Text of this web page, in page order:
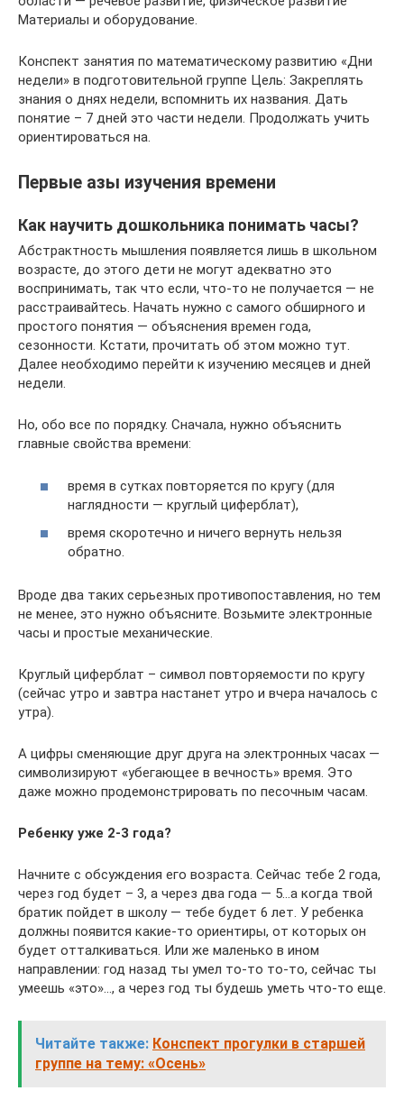
Материалы и оборудование.
Конспект занятия по математическому развитию «Дни
недели» в подготовительной группе Цель: Закреплять
знания о днях недели, вспомнить их названия. Дать
понятие – 7 дней это части недели. Продолжать учить
ориентироваться на.
Первые азы изучения времени
Как научить дошкольника понимать часы?
Абстрактность мышления появляется лишь в школьном
возрасте, до этого дети не могут адекватно это
воспринимать, так что если, что-то не получается — не
расстраивайтесь. Начать нужно с самого обширного и
простого понятия — объяснения времен года,
сезонности. Кстати, прочитать об этом можно тут.
Далее необходимо перейти к изучению месяцев и дней
недели.
Но, обо все по порядку. Сначала, нужно объяснить
главные свойства времени:
время в сутках повторяется по кругу (для
наглядности — круглый циферблат),
время скоротечно и ничего вернуть нельзя
обратно.
Вроде два таких серьезных противопоставления, но тем
не менее, это нужно объясните. Возьмите электронные
часы и простые механические.
Круглый циферблат – символ повторяемости по кругу
(сейчас утро и завтра настанет утро и вчера началось с
утра).
А цифры сменяющие друг друга на электронных часах —
символизируют «убегающее в вечность» время. Это
даже можно продемонстрировать по песочным часам.
Ребенку уже 2-3 года?
Начните с обсуждения его возраста. Сейчас тебе 2 года,
через год будет – 3, а через два года — 5…а когда твой
братик пойдет в школу — тебе будет 6 лет. У ребенка
должны появится какие-то ориентиры, от которых он
будет отталкиваться. Или же маленько в ином
направлении: год назад ты умел то-то то-то, сейчас ты
умеешь «это»…, а через год ты будешь уметь что-то еще.
Читайте также: Конспект прогулки в старшей
группе на тему: «Осень»